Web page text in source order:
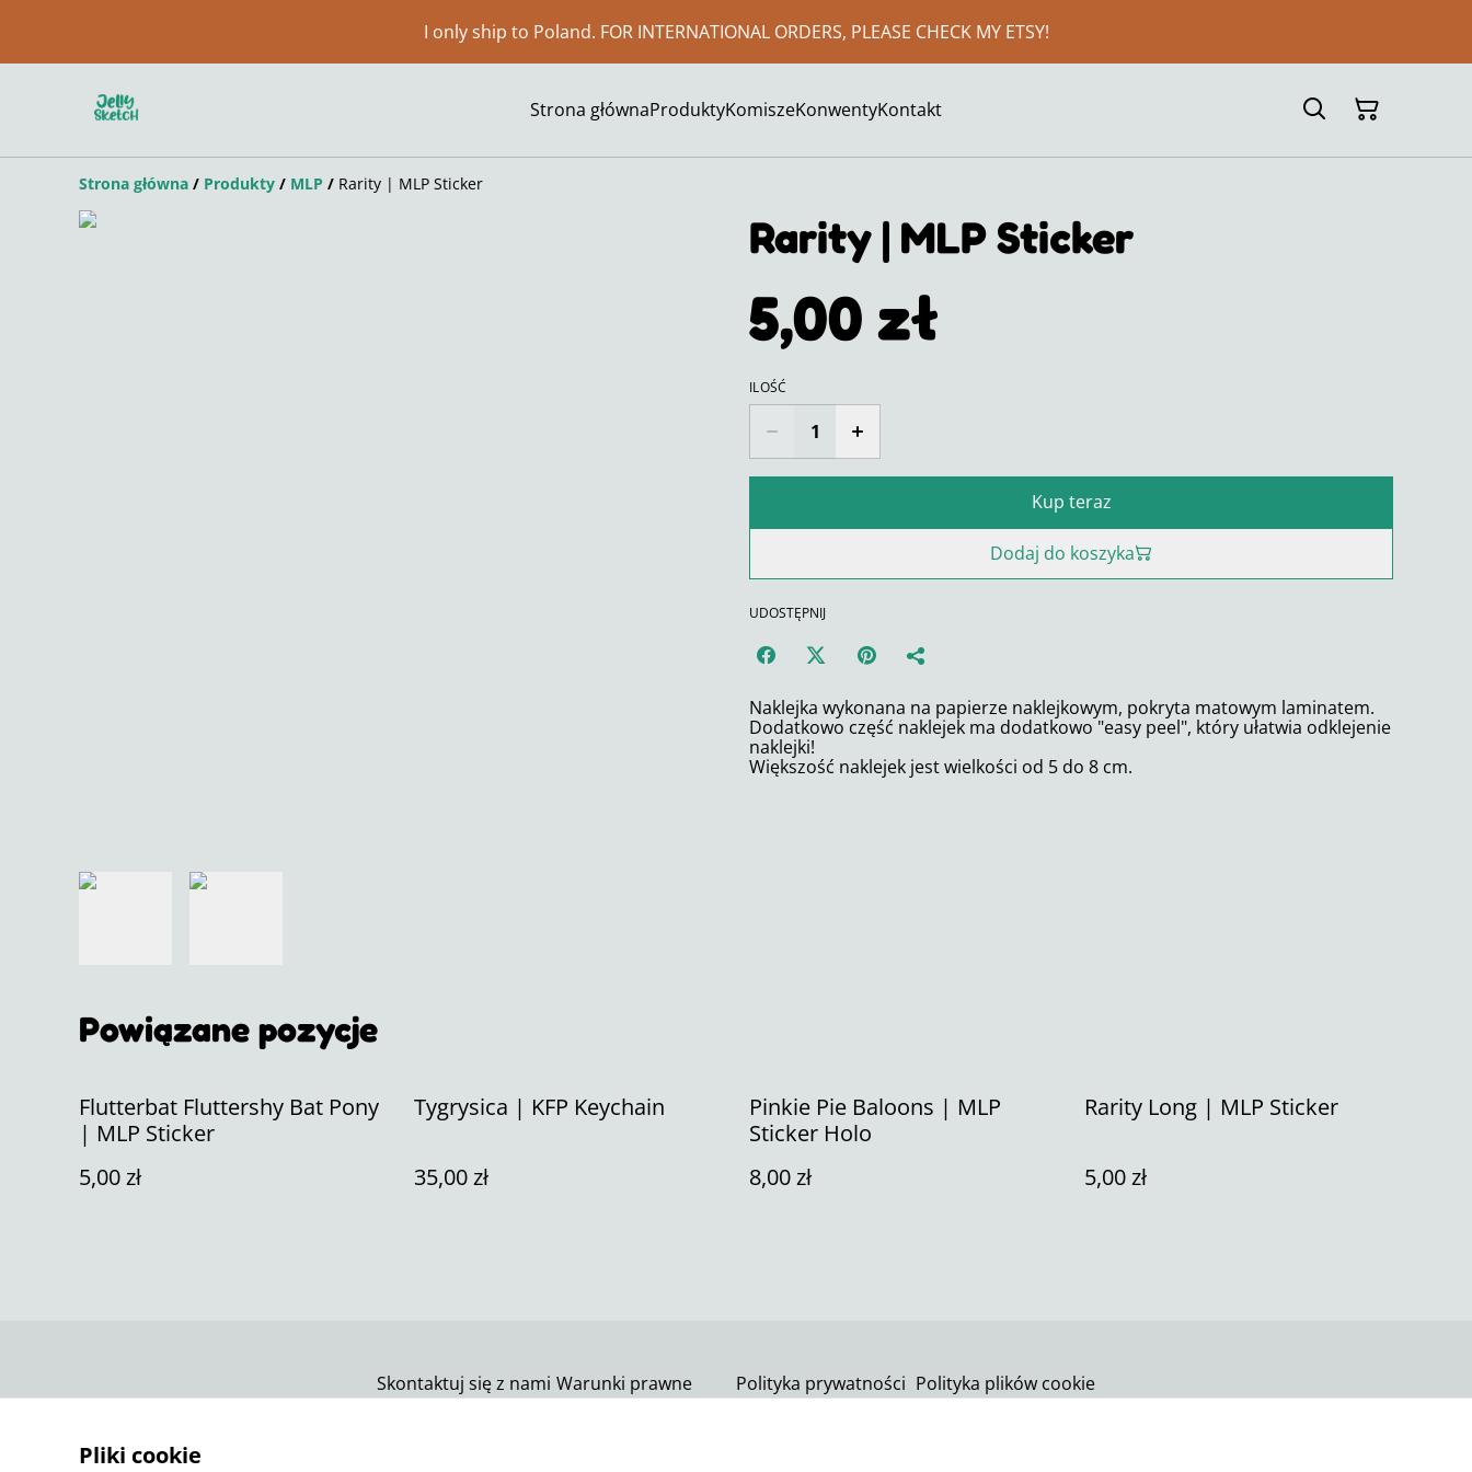
I only ship to Poland. FOR INTERNATIONAL ORDERS, PLEASE CHECK MY ETSY!
Strona głównaProduktyKomiszeKonwentyKontakt
Strona główna / Produkty / MLP / Rarity | MLP Sticker
Rarity | MLP Sticker
5,00 zł
ILOŚĆ
Kup teraz
Dodaj do koszyka
UDOSTĘPNIJ
Naklejka wykonana na papierze naklejkowym, pokryta matowym laminatem.
Dodatkowo część naklejek ma dodatkowo "easy peel", który ułatwia odklejenie
naklejki!
Większość naklejek jest wielkości od 5 do 8 cm.
Powiązane pozycje
Flutterbat Fluttershy Bat Pony
| MLP Sticker
5,00 zł
Tygrysica | KFP Keychain
35,00 zł
Pinkie Pie Baloons | MLP
Sticker Holo
8,00 zł
Rarity Long | MLP Sticker
5,00 zł
Skontaktuj się z nami Warunki prawne
Polityka prywatności
SumUp
Polityka plików cookie
Pliki cookie